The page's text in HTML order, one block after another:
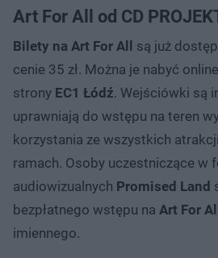
Art For All od CD
Bilety na Art For All są już
cenie 35 zł. Można je nabyć
strony EC1 Łódź. Wejściówki są
uprawniają do wstępu na teren
korzystania ze wszystkich
ramach. Osoby uczestniczące w
audiowizualnych Promised Land
bezpłatnego wstępu na Art For
imiennego.